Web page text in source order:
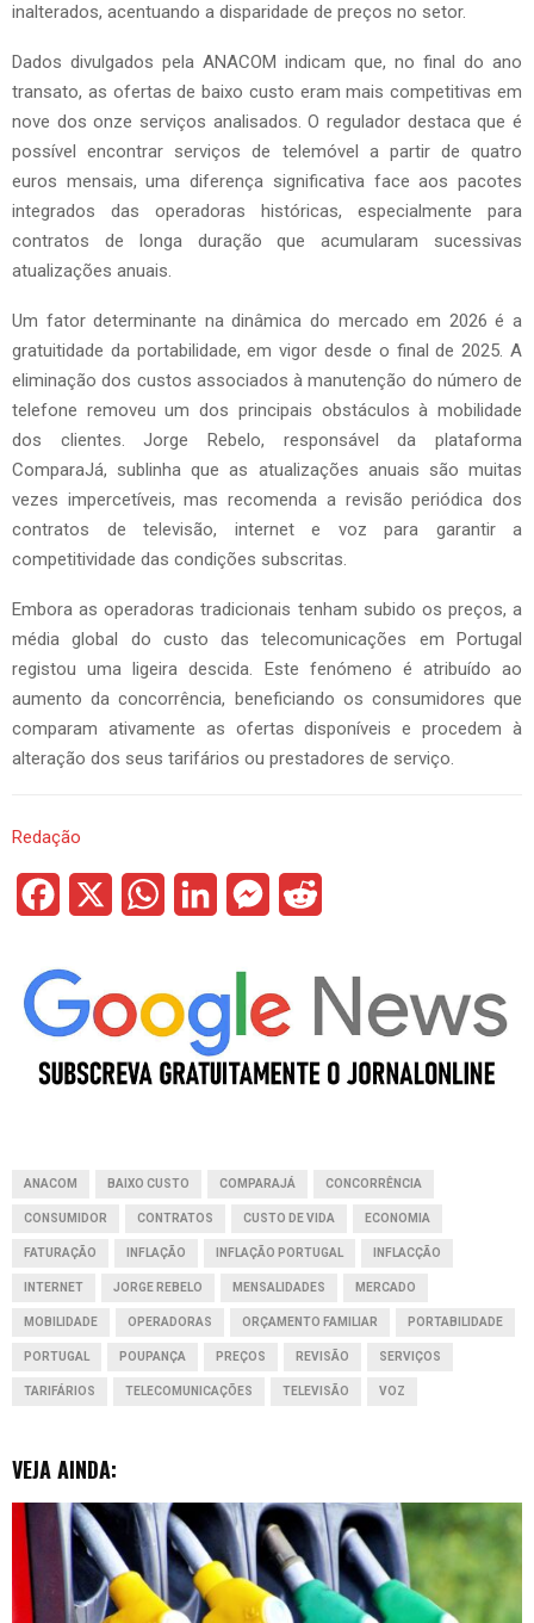
inalterados, acentuando a disparidade de preços no setor.
Dados divulgados pela ANACOM indicam que, no final do ano
transato, as ofertas de baixo custo eram mais competitivas em
nove dos onze serviços analisados. O regulador destaca que é
possível encontrar serviços de telemóvel a partir de quatro
euros mensais, uma diferença significativa face aos pacotes
integrados das operadoras históricas, especialmente para
contratos de longa duração que acumularam sucessivas
atualizações anuais.
Um fator determinante na dinâmica do mercado em 2026 é a
gratuitidade da portabilidade, em vigor desde o final de 2025. A
eliminação dos custos associados à manutenção do número de
telefone removeu um dos principais obstáculos à mobilidade
dos clientes. Jorge Rebelo, responsável da plataforma
ComparaJá, sublinha que as atualizações anuais são muitas
vezes impercetíveis, mas recomenda a revisão periódica dos
contratos de televisão, internet e voz para garantir a
competitividade das condições subscritas.
Embora as operadoras tradicionais tenham subido os preços, a
média global do custo das telecomunicações em Portugal
registou uma ligeira descida. Este fenómeno é atribuído ao
aumento da concorrência, beneficiando os consumidores que
comparam ativamente as ofertas disponíveis e procedem à
alteração dos seus tarifários ou prestadores de serviço.
Redação
c
e
b
k
t
s
p
k
e
n
M
s
e
e
d
ANACOM BAIXO CUSTO COMPARAJÁ CONCORRÊNCIA
CONSUMIDOR CONTRATOS CUSTO DE VIDA ECONOMIA
FATURAÇÃO INFLAÇÃO INFLAÇÃO PORTUGAL INFLACÇÃO
INTERNET JORGE REBELO MENSALIDADES MERCADO
MOBILIDADE OPERADORAS ORÇAMENTO FAMILIAR PORTABILIDADE
PORTUGAL POUPANÇA PREÇOS REVISÃO SERVIÇOS
TARIFÁRIOS TELECOMUNICAÇÕES TELEVISÃO VOZ
VEJA AINDA: